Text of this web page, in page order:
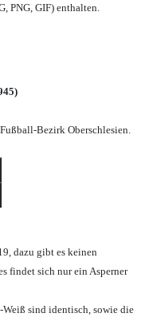
PNG, GIF) enthalten.
Bezirk Oberschlesien.
dazu gibt es keinen
findet sich nur ein Asperner
sind identisch, sowie die